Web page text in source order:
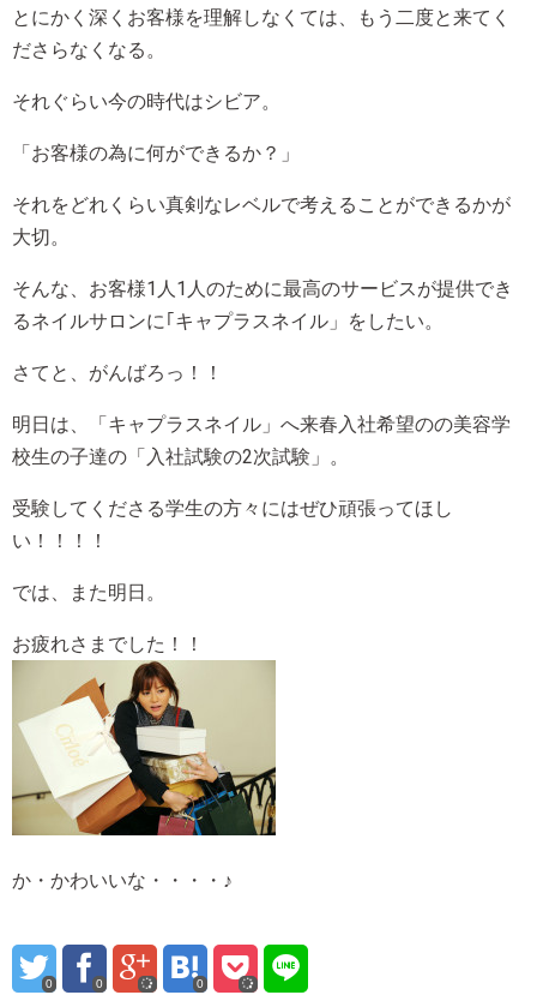
とにかく深くお客様を理解しなくては、もう二度と来てく
ださらなくなる。
それぐらい今の時代はシビア。
「お客様の為に何ができるか？」
それをどれくらい真剣なレベルで考えることができるかが
大切。
そんな、お客様1人1人のために最高のサービスが提供でき
るネイルサロンに｢キャプラスネイル」をしたい。
さてと、がんばろっ！！
明日は、「キャプラスネイル」へ来春入社希望のの美容学
校生の子達の「入社試験の2次試験」。
受験してくださる学生の方々にはぜひ頑張ってほし
い！！！！
では、また明日。
お疲れさまでした！！
か・かわいいな・・・・♪
0 0 0